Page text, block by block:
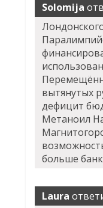
Solomija
вытянутых
дефицит
Метаноил
больше
Laura